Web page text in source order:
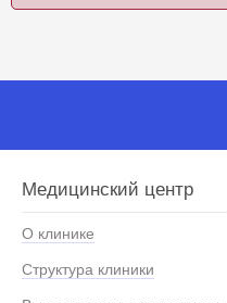
Медицинский центр
О клинике
Структура клиники